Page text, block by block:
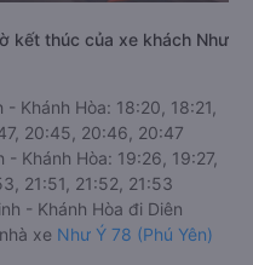
kết thúc của xe khách Như
Khánh Hòa: 18:20, 18:21,
20:45, 20:46, 20:47
- Khánh Hòa: 19:26, 19:27,
21:51, 21:52, 21:53
- Khánh Hòa đi Diên
xe Như Ý 78 (Phú Yên)